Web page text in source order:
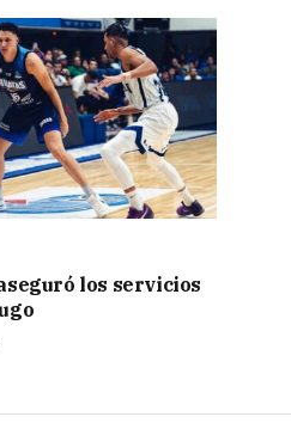
los servicios